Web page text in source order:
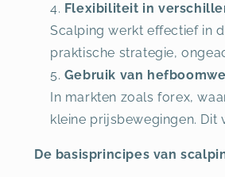
Flexibiliteit in
Scalping werkt effectief in
praktische strategie,
Gebruik van
In markten zoals forex,
kleine prijsbewegingen.
De basisprincipes van